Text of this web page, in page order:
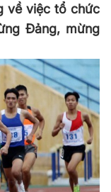
về việc tổ chức
Đảng, mừng